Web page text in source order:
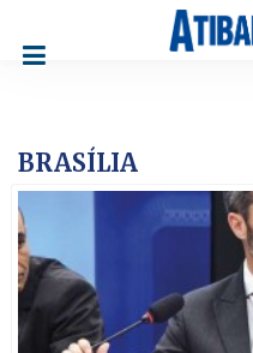
BRASÍLIA